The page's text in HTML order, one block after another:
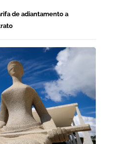
de adiantamento a